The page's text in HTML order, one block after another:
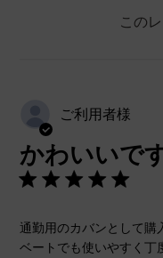
この
ご利用者様
かわいいです
通勤用のカバンとして購
ベートでも使いやすく丁